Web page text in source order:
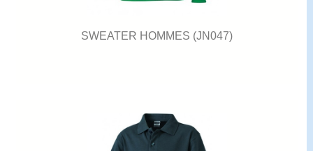
SWEATER HOMMES (JN047)